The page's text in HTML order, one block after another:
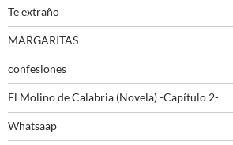
Te extraño
MARGARITAS
confesiones
El Molino de Calabria (Novela) -Capítulo 2-
Whatsaap